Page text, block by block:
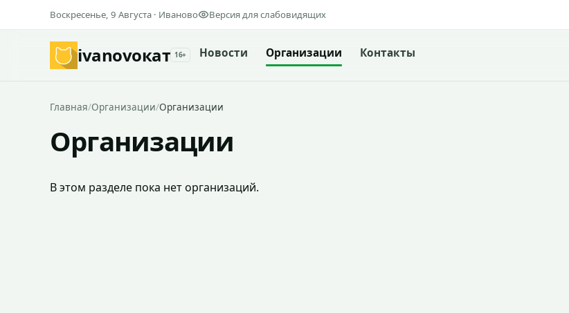
Воскресенье, 9 Августа · Иваново Версия для слабовидящих
ivanovoкат 16+ Новости Организации Контакты
Главная/Организации/Организации
Организации
В этом разделе пока нет организаций.